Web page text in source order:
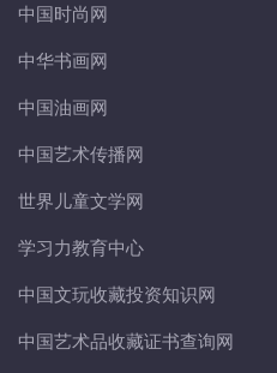
中国时尚网
中华书画网
中国油画网
中国艺术传播网
世界儿童文学网
学习力教育中心
中国文玩收藏投资知识网
中国艺术品收藏证书查询网